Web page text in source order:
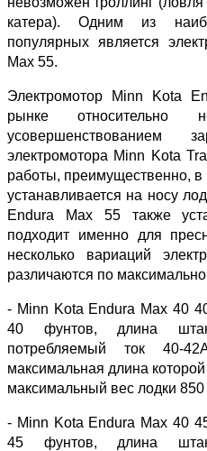
катера). Одним из
популярных является
Max 55.
Электромотор Minn Kota
рынке относительно
усовершенствованием
электромотора Minn Kota
работы, преимущественно,
устанавливается на носу
Endura Max 55 также
подходит именно для
несколько вариаций
различаются по
- Minn Kota Endura Max 40
40 фунтов, длина
потребляемый ток 40-
максимальная длина
максимальный вес лодки 850
- Minn Kota Endura Max 40
45 фунтов, длина